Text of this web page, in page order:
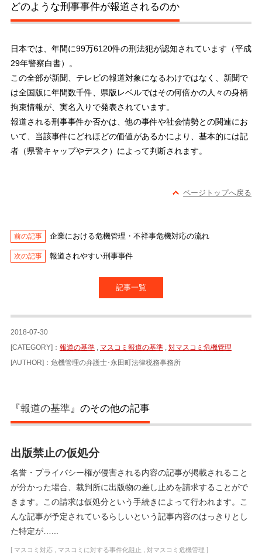
どのような刑事事件が報道されるのか
日本では、年間に99万6120件の刑法犯が認知されています（平成
29年警察白書）。
この全部が新聞、テレビの報道対象になるわけではなく、新聞で
は全国版に年間数千件、県版レベルではその何倍かの人々の身柄
拘束情報が、実名入りで発表されています。
報道される刑事事件か否かは、他の事件や社会情勢との関連にお
いて、当該事件にどれほどの価値があるかにより、基本的には記
者（県警キャップやデスク）によって判断されます。
ページトップへ戻る
企業における危機管理・不祥事危機対応の流れ
報道されやすい刑事事件
記事一覧
2018-07-30
[CATEGORY]： 報道の基準 マスコミ報道の基準
対マスコミ危機管理
[AUTHOR]：危機管理の弁護士･永田町法律税務事務所
『報道の基準』のその他の記事
出版禁止の仮処分
名誉・プライバシー権が侵害される内容の記事が掲載されること
が分かった場合、裁判所に出版物の差し止めを請求することがで
きます。この請求は仮処分という手続きによって行われます。こ
んな記事が予定されているらしいという記事内容のはっきりとし
た特定が…...
[ マスコミ対応, マスコミに対する事件化阻止 , 対マスコミ危機管理 ]